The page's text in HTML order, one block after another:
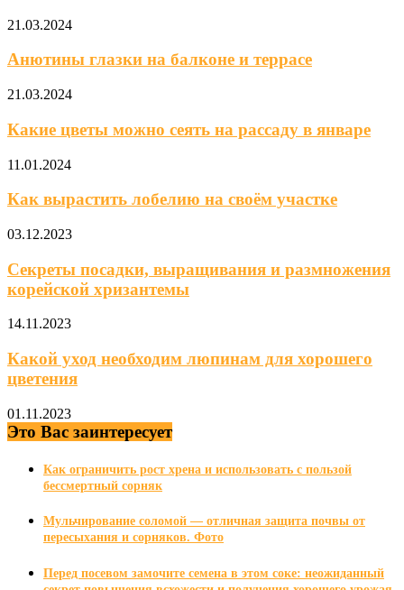
21.03.2024
Анютины глазки на балконе и террасе
21.03.2024
Какие цветы можно сеять на рассаду в январе
11.01.2024
Как вырастить лобелию на своём участке
03.12.2023
Секреты посадки, выращивания и размножения
корейской хризантемы
14.11.2023
Какой уход необходим люпинам для хорошего
цветения
01.11.2023
Это Вас заинтересует
Как ограничить рост хрена и использовать с пользой
бессмертный сорняк
Мульчирование соломой — отличная защита почвы от
пересыхания и сорняков. Фото
Перед посевом замочите семена в этом соке: неожиданный